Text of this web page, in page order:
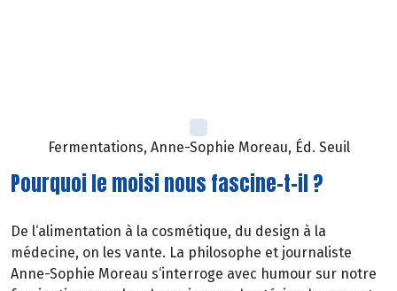
Fermentations, Anne-Sophie Moreau, Éd. Seuil
Pourquoi le moisi nous fascine-t-il ?
De l‘alimentation à la cosmétique, du design à la
médecine, on les vante. La philosophe et journaliste
Anne-Sophie Moreau s‘interroge avec humour sur notre